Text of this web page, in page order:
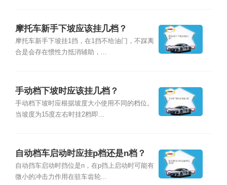
摩托车新手下坡应该挂几档？
摩托车新手下坡挂1挡，在1挡不给油门，不踩离
合是会存在惯性力抵消辅助，...
手动档下坡时应该挂几档？
手动档下坡时应根据坡度大小使用不同的档位。
当坡度为15度左右时挂2档即...
自动档车启动时应挂p档还是n档？
自动挡车启动时挡位是n，在p挡上启动时可能有
微小的冲击力作用在驻车齿轮...